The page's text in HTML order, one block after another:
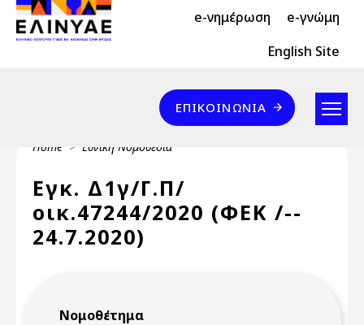
Skip to main content
Header Top 2 e-νημέρωση e-γνώμη
Header Top English Site
Επικοινωνία
ΕΠΙΚΟΙΝΩΝΊΑ
Breadcrumb
Home Εθνική Νομοθεσία
Εγκ. Δ1γ/Γ.Π/
οικ.47244/2020 (ΦΕΚ /--
24.7.2020)
Νομοθέτημα